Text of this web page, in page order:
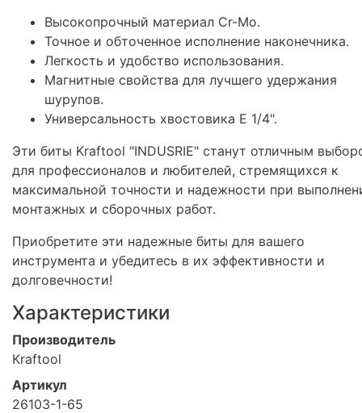
Высокопрочный материал Cr-Mo.
Точное и обточенное исполнение наконечника.
Легкость и удобство использования.
Магнитные свойства для лучшего удержания
шурупов.
Универсальность хвостовика E 1/4".
Эти биты Kraftool "INDUSRIE" станут отличным
для профессионалов и любителей, стремящихся к
максимальной точности и надежности при
монтажных и сборочных работ.
Приобретите эти надежные биты для вашего
инструмента и убедитесь в их эффективности и
долговечности!
Характеристики
Производитель
Kraftool
Артикул
26103-1-65